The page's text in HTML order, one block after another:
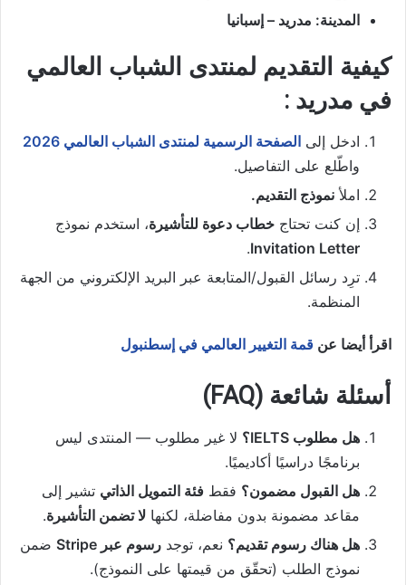
المدينة: مدريد – إسبانيا
كيفية التقديم لمنتدى الشباب العالمي
في مدريد :
ادخل إلى الصفحة الرسمية لمنتدى الشباب العالمي 2026
واطّلع على التفاصيل.
املأ نموذج التقديم.
إن كنت تحتاج خطاب دعوة للتأشيرة، استخدم نموذج
Invitation Letter
.
ترِد رسائل القبول/المتابعة عبر البريد الإلكتروني من الجهة
المنظمة.
اقرأ أيضا عن قمة التغيير العالمي في إسطنبول
أسئلة شائعة (FAQ)
هل مطلوب IELTS؟
لا غير مطلوب — المنتدى ليس
برنامجًا دراسيًا أكاديميًا.
هل القبول مضمون؟ فقط فئة التمويل الذاتي تشير إلى
مقاعد مضمونة بدون مفاضلة، لكنها لا تضمن التأشيرة.
هل هناك رسوم تقديم؟ نعم، توجد رسوم عبر Stripe
ضمن
نموذج الطلب (تحقّق من قيمتها على النموذج).